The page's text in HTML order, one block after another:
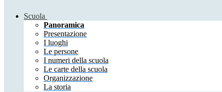
Scuola
Panoramica
Presentazione
I luoghi
Le persone
I numeri della scuola
Le carte della scuola
Organizzazione
La storia